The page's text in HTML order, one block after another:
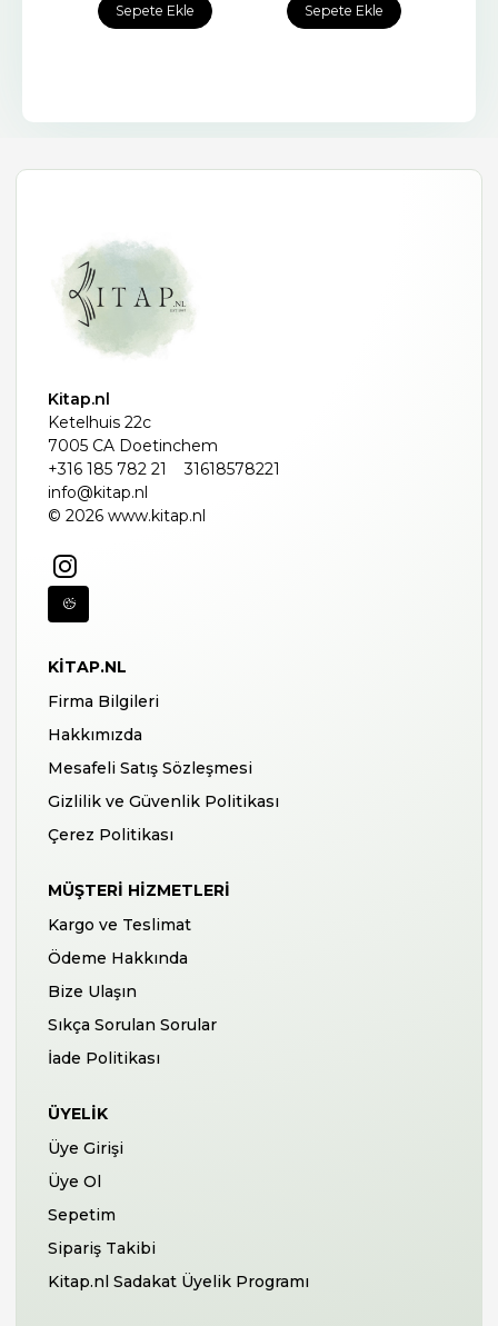
Sepete Ekle Sepete Ekle
Kitap.nl
Ketelhuis 22c
7005 CA Doetinchem
+316 185 782 21
31618578221
info@kitap.nl
© 2026 www.kitap.nl
KITAP.NL
Firma Bilgileri
Hakkımızda
Mesafeli Satış Sözleşmesi
Gizlilik ve Güvenlik Politikası
Çerez Politikası
MÜŞTERI HIZMETLERI
Kargo ve Teslimat
Ödeme Hakkında
Bize Ulaşın
Sıkça Sorulan Sorular
İade Politikası
ÜYELIK
Üye Girişi
Üye Ol
Sepetim
Sipariş Takibi
Kitap.nl Sadakat Üyelik Programı